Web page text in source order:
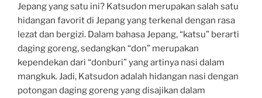
Jepang yang satu ini? Katsudon merupakan salah satu
hidangan favorit di Jepang yang terkenal dengan rasa
lezat dan bergizi. Dalam bahasa Jepang, “katsu” berarti
daging goreng, sedangkan “don” merupakan
kependekan dari “donburi” yang artinya nasi dalam
mangkuk. Jadi, Katsudon adalah hidangan nasi dengan
potongan daging goreng yang disajikan dalam